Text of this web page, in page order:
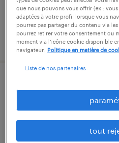
19,00 € par heure
publié le 10 août 2026
administrateur(trice)
semaine h/f
chemillé-melay, maine-
que nous pouvons vous offrir (ex :
adaptées à votre profil lorsque vous
pourrez pas partager du contenu via
pourrez retirer votre consentement ou
moment via l’icône cookie disponible
navigateur.
Politique en matière de
Liste de nos partenaires
tout